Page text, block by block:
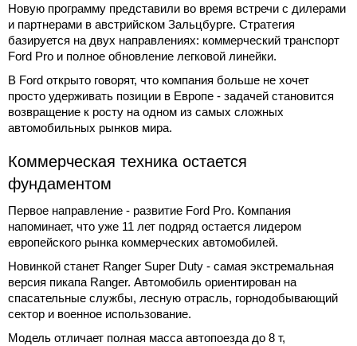
Новую программу представили во время встречи с дилерами
и партнерами в австрийском Зальцбурге. Стратегия
базируется на двух направлениях: коммерческий транспорт
Ford Pro и полное обновление легковой линейки.
В Ford открыто говорят, что компания больше не хочет
просто удерживать позиции в Европе - задачей становится
возвращение к росту на одном из самых сложных
автомобильных рынков мира.
Коммерческая техника остается
фундаментом
Первое направление - развитие Ford Pro. Компания
напоминает, что уже 11 лет подряд остается лидером
европейского рынка коммерческих автомобилей.
Новинкой станет Ranger Super Duty - самая экстремальная
версия пикапа Ranger. Автомобиль ориентирован на
спасательные службы, лесную отрасль, горнодобывающий
сектор и военное использование.
Модель отличает полная масса автопоезда до 8 т,